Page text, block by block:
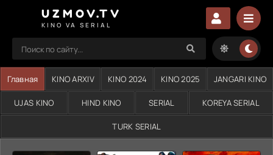
UZMOV.TV
KINO VA SERIAL
Главная KINO ARXIV KINO 2024 KINO 2025 JANGARI KINO
UJAS KINO HIND KINO SERIAL KOREYA SERIAL
TURK SERIAL